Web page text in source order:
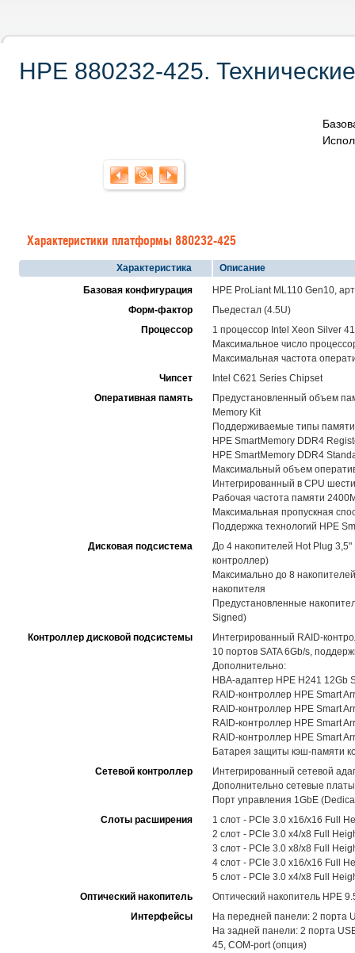
HPE 880232-425.
Характеристики платформы 880232-425
Характеристика
Описание
Базовая конфигурация
HPE ProLiant ML110 Gen10,
Форм-фактор
Пьедестал (4.5U)
Процессор
1 процессор Intel Xeon Silver
Максимальное число
Максимальная частота
Чипсет
Intel C621 Series Chipset
Оперативная память
Предустановленный объем
Memory Kit
Поддерживаемые типы
HPE SmartMemory DDR4
HPE SmartMemory DDR4
Максимальный объем
Интегрированный в CPU
Рабочая частота памяти
Максимальная пропускная
Поддержка технологий HPE
Дисковая подсистема
До 4 накопителей Hot Plug
контроллер)
Максимально до 8
накопителя
Предустановленные
Signed)
Контроллер дисковой подсистемы
Интегрированный RAID-
10 портов SATA 6Gb/s,
Дополнительно:
HBA-адаптер HPE H241 12Gb
RAID-контроллер HPE Smart
RAID-контроллер HPE Smart
RAID-контроллер HPE Smart
RAID-контроллер HPE Smart
Батарея защиты кэш-памяти
Сетевой контроллер
Интегрированный сетевой
Дополнительно сетевые
Порт управления 1GbE
Слоты расширения
1 слот - PCIe 3.0 x16/x16 Full
2 слот - PCIe 3.0 x4/x8 Full
3 слот - PCIe 3.0 x8/x8 Full
4 слот - PCIe 3.0 x16/x16 Full
5 слот - PCIe 3.0 x4/x8 Full
Оптический накопитель
Оптический накопитель HPE
Интерфейсы
На передней панели: 2 порта
На задней панели: 2 порта
45, COM-port (опция)